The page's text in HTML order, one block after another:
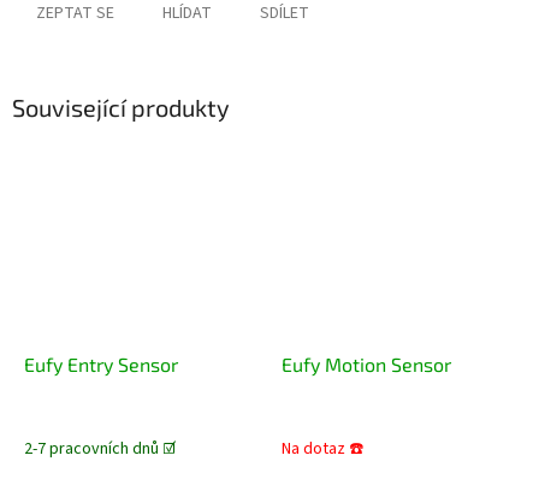
ZEPTAT SE HLÍDAT SDÍLET
Související produkty
Eufy Entry Sensor
2-7 pracovních dnů ☑️
Eufy Motion Sensor
Na dotaz ☎️